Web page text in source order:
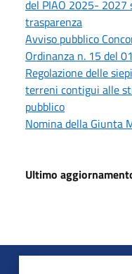
del PIAO 2025-
trasparenza
Avviso pubblico
Ordinanza n. 15 del
Regolazione delle
terreni contigui alle
pubblico
Nomina della Giunta
Ultimo